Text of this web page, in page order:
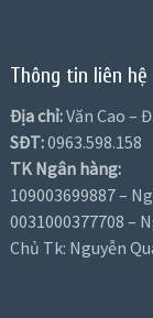
Thông tin liên hệ
Địa chỉ:Văn Cao –
SĐT:0963.598.158
TK Ngân hàng:
109003699887 –
0031000377708 –
Chủ Tk: Nguyễn